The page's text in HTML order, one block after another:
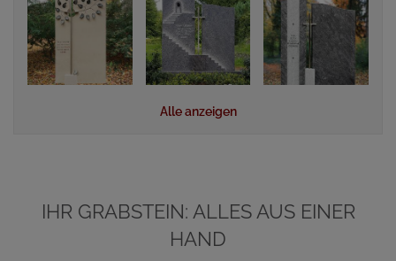
Alle anzeigen
IHR GRABSTEIN: ALLES AUS EINER
HAND